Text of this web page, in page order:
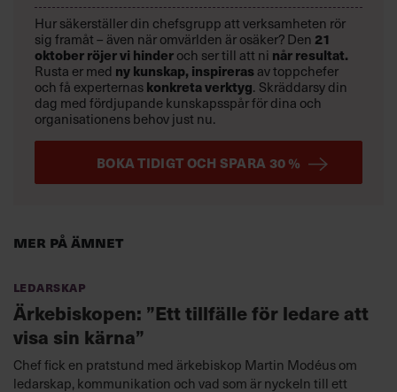
Mer på ämnet
Ledarskap
Ärkebiskopen: ”Ett tillfälle för ledare att
visa sin kärna”
Chef fick en pratstund med ärkebiskop Martin Modéus om
ledarskap, kommunikation och vad som är nyckeln till ett
Hur säkerställer din chefsgrupp att verksamheten rör
sig framåt – även när omvärlden är osäker? Den 21
oktoberröjer vi hinder och ser till att ni når resultat.
Rusta er med ny kunskap, inspirerasav toppchefer
och få experternas konkreta verktyg. Skräddarsy din
dag med fördjupande kunskapsspår för dina och
organisationens behov just nu.
BOKA TIDIGT OCH SPARA 30 %